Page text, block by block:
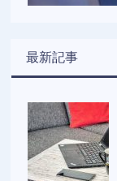
最新記事